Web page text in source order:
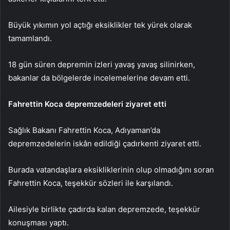
Büyük yıkımın yol açtığı eksiklikler tek yürek olarak
tamamlandı.
18 gün süren depremin izleri yavaş yavaş silinirken,
bakanlar da bölgelerde incelemelerine devam etti.
Fahrettin Koca depremzedeleri ziyaret etti
Sağlık Bakanı Fahrettin Koca, Adıyaman’da
depremzedelerin iskân edildiği çadırkenti ziyaret etti.
Burada vatandaşlara eksikliklerinin olup olmadığını soran
Fahrettin Koca, teşekkür sözleri ile karşılandı.
Ailesiyle birlikte çadırda kalan depremzede, teşekkür
konuşması yaptı.